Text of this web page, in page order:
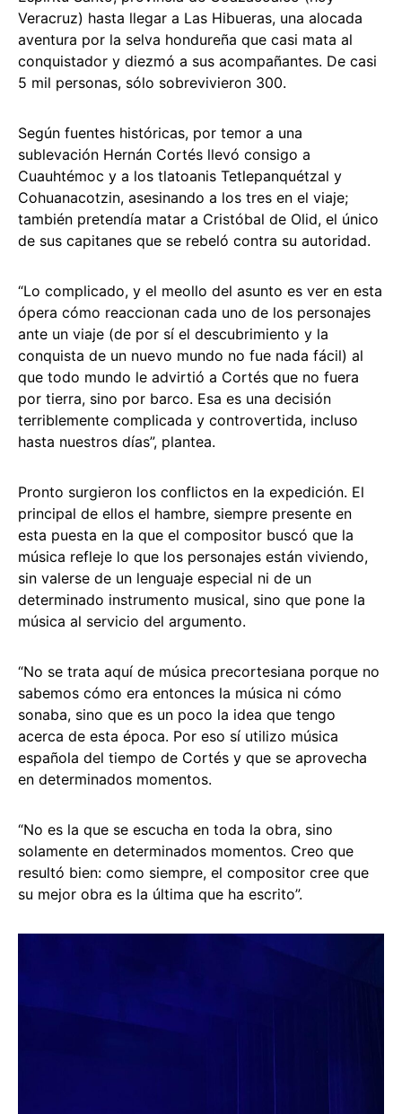
Veracruz) hasta llegar a Las Hibueras, una alocada
aventura por la selva hondureña que casi mata al
conquistador y diezmó a sus acompañantes. De casi
5 mil personas, sólo sobrevivieron 300.
Según fuentes históricas, por temor a una
sublevación Hernán Cortés llevó consigo a
Cuauhtémoc y a los tlatoanis Tetlepanquétzal y
Cohuanacotzin, asesinando a los tres en el viaje;
también pretendía matar a Cristóbal de Olid, el único
de sus capitanes que se rebeló contra su autoridad.
“Lo complicado, y el meollo del asunto es ver en esta
ópera cómo reaccionan cada uno de los personajes
ante un viaje (de por sí el descubrimiento y la
conquista de un nuevo mundo no fue nada fácil) al
que todo mundo le advirtió a Cortés que no fuera
por tierra, sino por barco. Esa es una decisión
terriblemente complicada y controvertida, incluso
hasta nuestros días”, plantea.
Pronto surgieron los conflictos en la expedición. El
principal de ellos el hambre, siempre presente en
esta puesta en la que el compositor buscó que la
música refleje lo que los personajes están viviendo,
sin valerse de un lenguaje especial ni de un
determinado instrumento musical, sino que pone la
música al servicio del argumento.
“No se trata aquí de música precortesiana porque no
sabemos cómo era entonces la música ni cómo
sonaba, sino que es un poco la idea que tengo
acerca de esta época. Por eso sí utilizo música
española del tiempo de Cortés y que se aprovecha
en determinados momentos.
“No es la que se escucha en toda la obra, sino
solamente en determinados momentos. Creo que
resultó bien: como siempre, el compositor cree que
su mejor obra es la última que ha escrito”.